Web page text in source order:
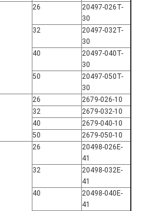
26
20497-026T-
30
32
20497-032T-
30
40
20497-040T-
30
50
20497-050T-
30
26
2679-026-10
32
2679-032-10
40
2679-040-10
50
2679-050-10
26
20498-026E-
41
32
20498-032E-
41
40
20498-040E-
41